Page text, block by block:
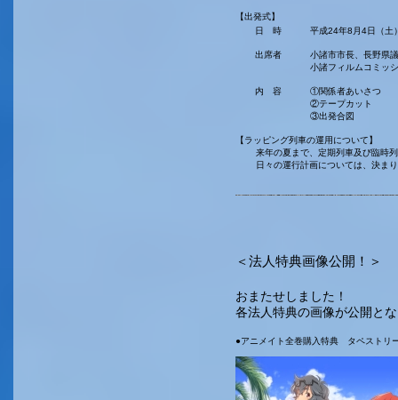
【出発式】
日 時
平成24年8月4日（
出席者
小諸市市長、長野県
小諸フィルムコミッ
内 容
①関係者あいさつ
②テープカット
③出発合図
【ラッピング列車の運用について】
来年の夏まで、定期列車及び臨時列
日々の運行計画については、決まり
＜法人特典画像公開！＞
おまたせしました！
各法人特典の画像が公開と
●アニメイト全巻購入特典 タペストリ